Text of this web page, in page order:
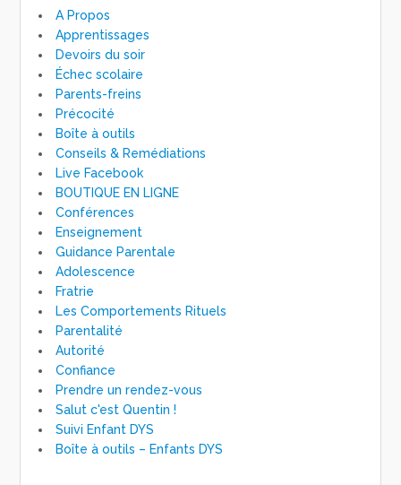
A Propos
Apprentissages
Devoirs du soir
Échec scolaire
Parents-freins
Précocité
Boîte à outils
Conseils & Remédiations
Live Facebook
BOUTIQUE EN LIGNE
Conférences
Enseignement
Guidance Parentale
Adolescence
Fratrie
Les Comportements Rituels
Parentalité
Autorité
Confiance
Prendre un rendez-vous
Salut c'est Quentin !
Suivi Enfant DYS
Boîte à outils – Enfants DYS